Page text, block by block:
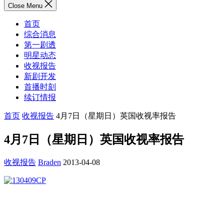
Close Menu
首页
综合消息
第一剧透
明星动态
收视报告
新剧开发
首播时刻
续订情报
首页 收视报告 4月7日（星期日）英国收视率报告
4月7日（星期日）英国收视率报告
收视报告 Braden 2013-04-08